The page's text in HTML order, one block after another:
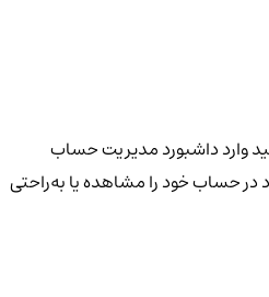
وارد داشبورد مدیریت حساب
در حساب خود را مشاهده یا به‌راحتی